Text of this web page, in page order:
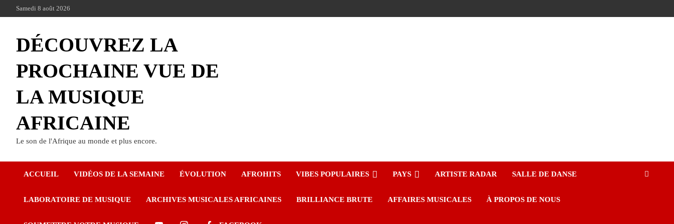
Samedi 8 août 2026
DÉCOUVREZ LA
PROCHAINE VUE DE
LA MUSIQUE
AFRICAINE
Le son de l'Afrique au monde et plus encore.
ACCUEIL VIDÉOS DE LA SEMAINE ÉVOLUTION AFROHITS VIBES POPULAIRES PAYS ARTISTE RADAR SALLE DE DANSE
LABORATOIRE DE MUSIQUE ARCHIVES MUSICALES AFRICAINES BRILLIANCE BRUTE AFFAIRES MUSICALES À PROPOS DE NOUS